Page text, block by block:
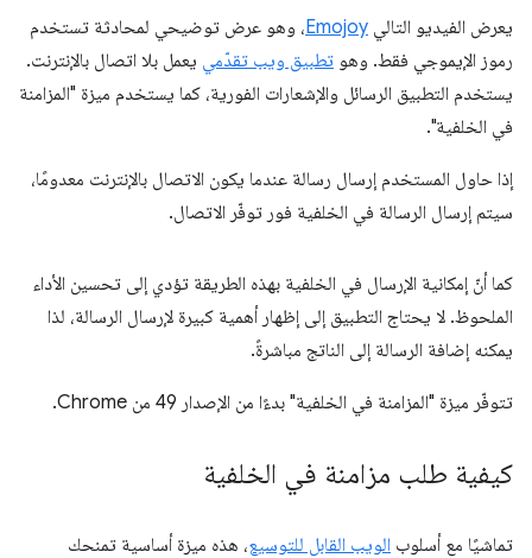
يعرض الفيديو التالي Emojoy، وهو عرض توضيحي لمحادثة تستخدم
رموز الإيموجي فقط. وهو تطبيق ويب تقدّمي يعمل بلا اتصال بالإنترنت.
يستخدم التطبيق الرسائل والإشعارات الفورية، كما يستخدم ميزة "المزامنة
في الخلفية".
إذا حاول المستخدم إرسال رسالة عندما يكون الاتصال بالإنترنت معدومًا،
سيتم إرسال الرسالة في الخلفية فور توفّر الاتصال.
كما أنّ إمكانية الإرسال في الخلفية بهذه الطريقة تؤدي إلى تحسين الأداء
الملحوظ. لا يحتاج التطبيق إلى إظهار أهمية كبيرة لإرسال الرسالة، لذا
يمكنه إضافة الرسالة إلى الناتج مباشرةً.
تتوفّر ميزة "المزامنة في الخلفية" بدءًا من الإصدار 49 من Chrome.
كيفية طلب مزامنة في الخلفية
تماشيًا مع أسلوب الويب القابل للتوسيع، هذه ميزة أساسية تمنحك